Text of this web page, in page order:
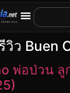
วิว Buen
พ่อป่วน